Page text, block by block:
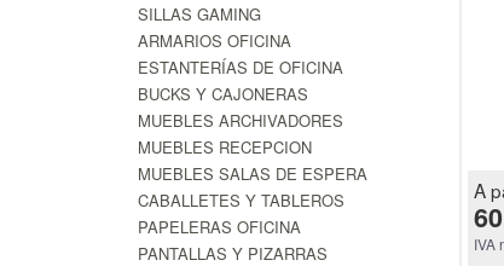
SILLAS GAMING
ARMARIOS OFICINA
ESTANTERÍAS DE OFICINA
BUCKS Y CAJONERAS
MUEBLES ARCHIVADORES
MUEBLES RECEPCION
MUEBLES SALAS DE ESPERA
CABALLETES Y TABLEROS
PAPELERAS OFICINA
PANTALLAS Y PIZARRAS
A
IVA